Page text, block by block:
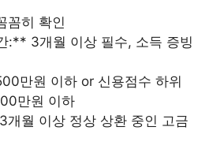
꼼히 확인
:** 3개월 이상 필수, 소득 증빙
만원 이하 or 신용점수 하위
만원 이하
월 이상 정상 상환 중인 고금